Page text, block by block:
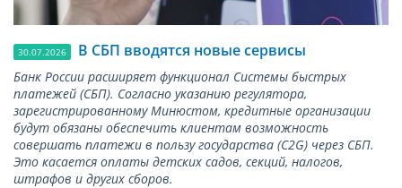
30.07.2026 В СБП вводятся новые сервисы
Банк России расширяет функционал Системы быстрых
платежей (СБП). Согласно указанию регулятора,
зарегистрированному Минюстом, кредитные организации
будут обязаны обеспечить клиентам возможность
совершать платежи в пользу государства (С2G) через СБП.
Это касается оплаты детских садов, секций, налогов,
штрафов и других сборов.